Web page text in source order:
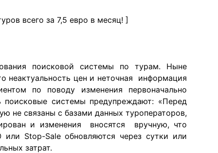
всего за 7,5 евро в месяц! ]
поисковой системы по турам. Ныне
неактуальность цен и неточная информация
по поводу изменения первоначально
поисковые системы предупреждают: «Перед
не связаны с базами данных туроператоров,
и изменения вносятся вручную, что
Stop-Sale обновляются через сутки или
затрат.